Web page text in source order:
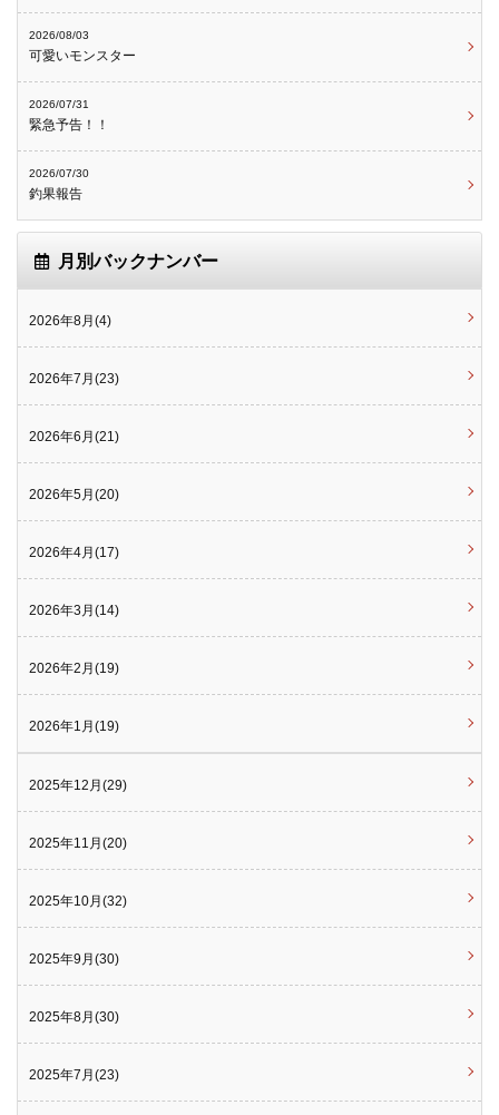
2026/08/03
可愛いモンスター
2026/07/31
緊急予告！！
2026/07/30
釣果報告
月別バックナンバー
2026年8月(4)
2026年7月(23)
2026年6月(21)
2026年5月(20)
2026年4月(17)
2026年3月(14)
2026年2月(19)
2026年1月(19)
2025年12月(29)
2025年11月(20)
2025年10月(32)
2025年9月(30)
2025年8月(30)
2025年7月(23)